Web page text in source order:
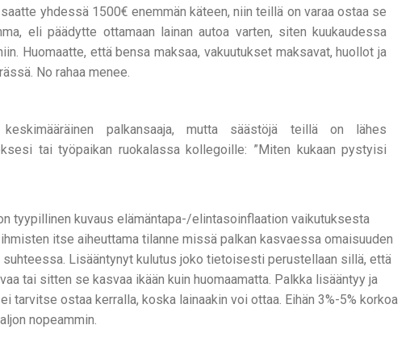
yhdessä 1500€ enemmän käteen, niin teillä on varaa ostaa se
eli päädytte ottamaan lainan autoa varten, siten kuukaudessa
Huomaatte, että bensa maksaa, vakuutukset maksavat, huollot ja
No rahaa menee.
palkansaaja, mutta säästöjä teillä on lähes
tai työpaikan ruokalassa kollegoille: ”Miten kukaan pystyisi
tyypillinen kuvaus elämäntapa-/elintasoinflaation vaikutuksesta
itse aiheuttama tilanne missä palkan kasvaessa omaisuuden
Lisääntynyt kulutus joko tietoisesti perustellaan sillä, että
tai sitten se kasvaa ikään kuin huomaamatta. Palkka lisääntyy ja
tarvitse ostaa kerralla, koska lainaakin voi ottaa. Eihän 3%-5% korkoa
nopeammin.